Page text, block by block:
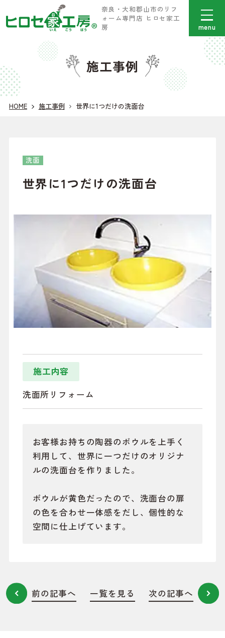
奈良・大和郡山市のリフ
ォーム専門店 ヒロセ家工
房
menu
施工事例
HOME 施工事例 世界に1つだけの洗面台
洗面
世界に1つだけの洗面台
施工内容
洗面所リフォーム
お客様お持ちの陶器のボウルを上手く
利用して、世界に一つだけのオリジナ
ルの洗面台を作りました。
ボウルが黄色だったので、洗面台の扉
の色を合わせ一体感をだし、個性的な
空間に仕上げています。
前の記事へ 一覧を見る 次の記事へ